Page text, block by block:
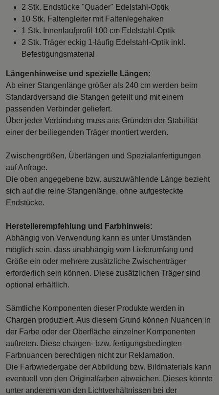
2 Stk. Endstücke "Quader" Edelstahl-Optik
10 Stk. Faltengleiter mit Faltenlegehaken
1 Stk. Innenlaufprofil 100 cm Edelstahl-Optik
2 Stk. Träger eckig 1-läufig Edelstahl-Optik inkl.
Befestigungsmaterial
Längenhinweise und spezielle Längen:
Ab einer Stangenlänge größer als 240 cm werden beim
Standardversand die Stangen geteilt und mit einem
passenden Verbinder geliefert.
Über jeder Verbindung muss aus Gründen der Stabilität
einer der beiliegenden Träger montiert werden.
Zwischengrößen, Überlängen und Spezialanfertigungen
auf Anfrage.
Die oben angegebene bzw. auszuwählende Länge bezieht
sich auf die reine Stangenlänge, ohne aufgesteckte
Endstücke.
Herstellerempfehlung und Farbhinweis:
Abhängig von Verwendung kann es unter Umständen
möglich sein, dass unabhängig vom Lieferumfang und
Größe ein oder mehrere zusätzliche Zwischenträger
erforderlich sein können. Diese zusätzlichen Träger sind
optional erhältlich.
Sämtliche Komponenten dieser Produkte werden in
Chargen produziert. Aus diesem Grund können Nuancen in
der Farbe oder der Oberfläche einzelner Komponenten
auftreten. Diese chargen- bzw. fertigungsbedingten
Farbnuancen berechtigen nicht zur Reklamation.
Die Farbwiedergabe der Abbildung bzw. Bildmaterials kann
eventuell von den Originalfarben abweichen. Dieses könnte
unter anderem von den Lichtverhältnissen bei der